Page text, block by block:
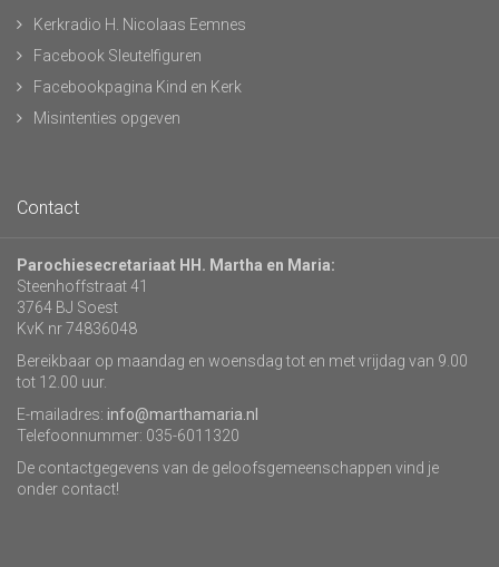
Kerkradio H. Nicolaas Eemnes
Facebook Sleutelfiguren
Facebookpagina Kind en Kerk
Misintenties opgeven
Contact
Parochiesecretariaat HH. Martha en Maria:
Steenhoffstraat 41
3764 BJ Soest
KvK nr 74836048
Bereikbaar op maandag en woensdag tot en met vrijdag van 9.00
tot 12.00 uur.
E-mailadres: info@marthamaria.nl
Telefoonnummer: 035-6011320
De contactgegevens van de geloofsgemeenschappen vind je
onder contact!